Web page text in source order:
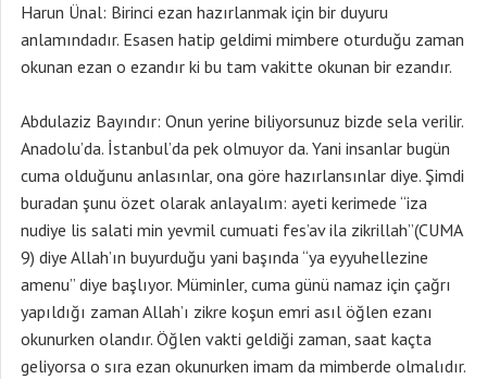
Harun Ünal: Birinci ezan hazırlanmak için bir duyuru
anlamındadır. Esasen hatip geldimi mimbere oturduğu zaman
okunan ezan o ezandır ki bu tam vakitte okunan bir ezandır.
Abdulaziz Bayındır: Onun yerine biliyorsunuz bizde sela verilir.
Anadolu’da. İstanbul’da pek olmuyor da. Yani insanlar bugün
cuma olduğunu anlasınlar, ona göre hazırlansınlar diye. Şimdi
buradan şunu özet olarak anlayalım: ayeti kerimede “iza
nudiye lis salati min yevmil cumuati fes’av ila zikrillah”(CUMA
9) diye Allah’ın buyurduğu yani başında “ya eyyuhellezine
amenu” diye başlıyor. Müminler, cuma günü namaz için çağrı
yapıldığı zaman Allah’ı zikre koşun emri asıl öğlen ezanı
okunurken olandır. Öğlen vakti geldiği zaman, saat kaçta
geliyorsa o sıra ezan okunurken imam da mimberde olmalıdır.